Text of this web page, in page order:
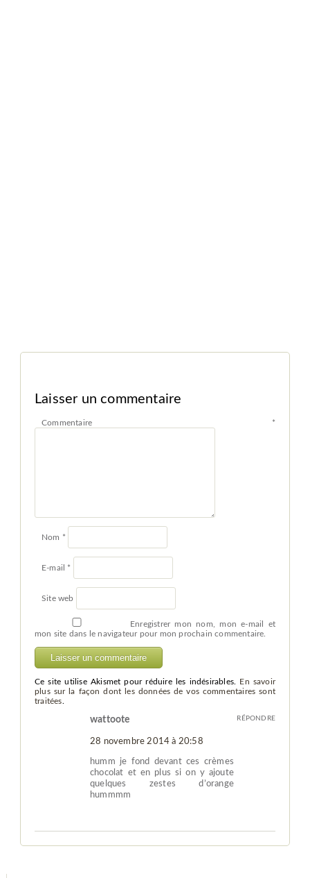
Laisser un commentaire
Commentaire *
Nom *
E-mail *
Site web
Enregistrer mon nom, mon e-mail et
mon site dans le navigateur pour mon prochain commentaire.
Ce site utilise Akismet pour réduire les indésirables. En savoir
plus sur la façon dont les données de vos commentaires sont
traitées.
wattoote
28 novembre 2014 à 20:58
humm je fond devant ces crèmes
chocolat et en plus si on y ajoute
quelques zestes d’orange
hummmm
RÉPONDRE